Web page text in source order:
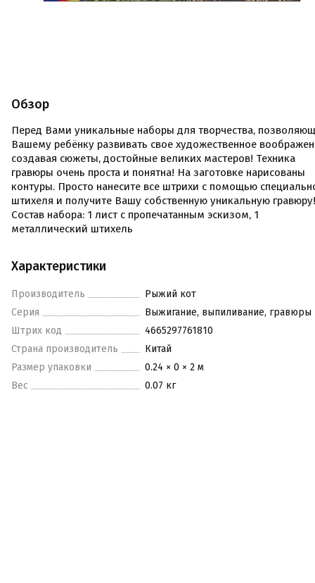
Обзор
Перед Вами уникальные наборы для творчества,
Вашему ребёнку развивать свое художественное
создавая сюжеты, достойные великих мастеров! Техника
гравюры очень проста и понятна! На заготовке нарисованы
контуры. Просто нанесите все штрихи с помощью
штихеля и получите Вашу собственную уникальную гравюру!
Состав набора: 1 лист с пропечатанным эскизом, 1
металлический штихель
Характеристики
Производитель
Рыжий кот
Серия
Выжигание, выпиливание, гравюры
Штрих код
4665297761810
Страна производитель
Китай
Размер упаковки
0.24 × 0 × 2 м
Вес
0.07 кг